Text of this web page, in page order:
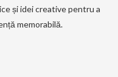
și idei creative pentru a
memorabilă.